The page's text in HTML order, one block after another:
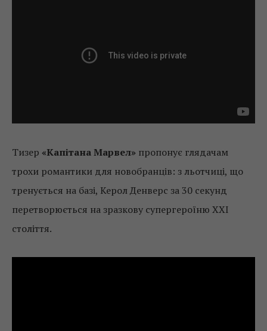
Тизер «Капітана Марвел» пропонує глядачам
трохи романтики для новобранців: з льотчиці, що
тренується на базі, Керол Денверс за 30 секунд
перетворюється на зразкову супергероїню XXI
століття.